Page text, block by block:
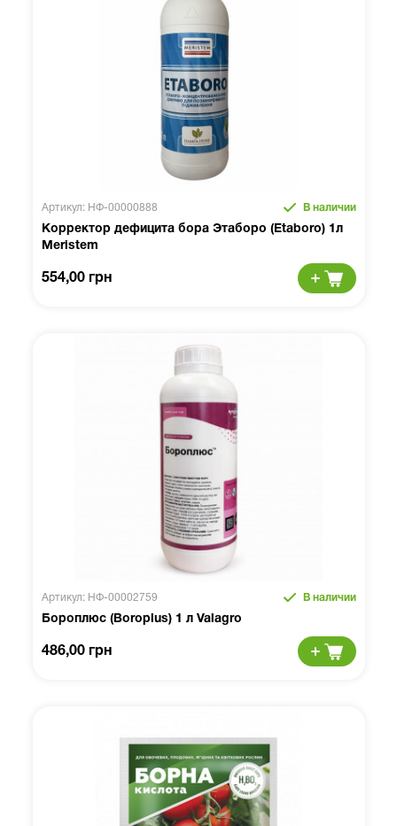
Артикул: НФ-00000888 В наличии
Корректор дефицита бора Этаборо (Etaboro) 1л
Meristem
554,00 грн
Артикул: НФ-00002759 В наличии
Бороплюс (Boroplus) 1 л Valagro
486,00 грн